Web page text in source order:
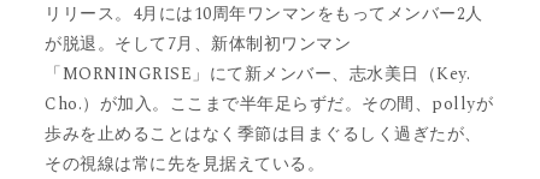
リリース。4月には10周年ワンマンをもってメンバー2人
が脱退。そして7月、新体制初ワンマン
「MORNINGRISE」にて新メンバー、志水美日（Key.
Cho.）が加入。ここまで半年足らずだ。その間、pollyが
歩みを止めることはなく季節は目まぐるしく過ぎたが、
その視線は常に先を見据えている。